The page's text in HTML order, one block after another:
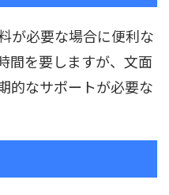
が必要な場合に便利な
間を要しますが、文面
的なサポートが必要な